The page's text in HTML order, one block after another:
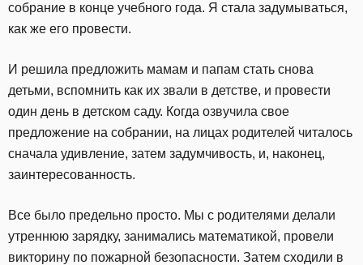
собрание в конце учебного года. Я стала задумываться,
как же его провести.
И решила предложить мамам и папам стать снова
детьми, вспомнить как их звали в детстве, и провести
один день в детском саду. Когда озвучила свое
предложение на собрании, на лицах родителей читалось
сначала удивление, затем задумчивость, и, наконец,
заинтересованность.
Все было предельно просто. Мы с родителями делали
утреннюю зарядку, занимались математикой, провели
викторину по пожарной безопасности. Затем сходили в